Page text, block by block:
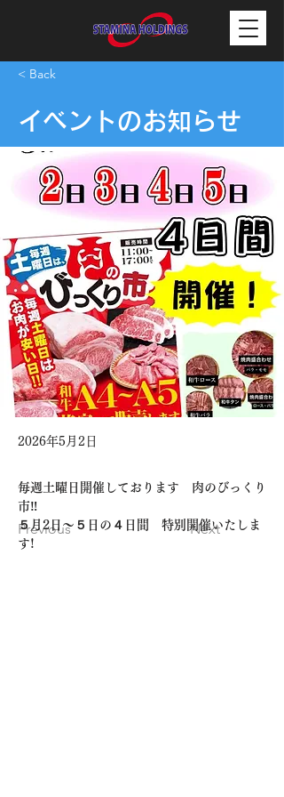
< Back
イベントのお知らせ
2026年5月2日
Previous Next
毎週土曜日開催しております　肉のびっくり
市‼️
５月2日〜５日の４日間　特別開催いたしま
す!